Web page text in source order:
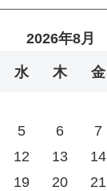
2026年8月
水 木 金
5 6 7
12 13 14
19 20 21